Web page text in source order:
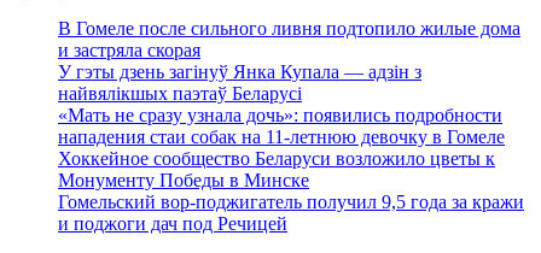
В Гомеле после сильного ливня подтопило жилые дома
и застряла скорая
У гэты дзень загінуў Янка Купала — адзін з
найвялікшых паэтаў Беларусі
«Мать не сразу узнала дочь»: появились подробности
нападения стаи собак на 11-летнюю девочку в Гомеле
Хоккейное сообщество Беларуси возложило цветы к
Монументу Победы в Минске
Гомельский вор-поджигатель получил 9,5 года за кражи
и поджоги дач под Речицей